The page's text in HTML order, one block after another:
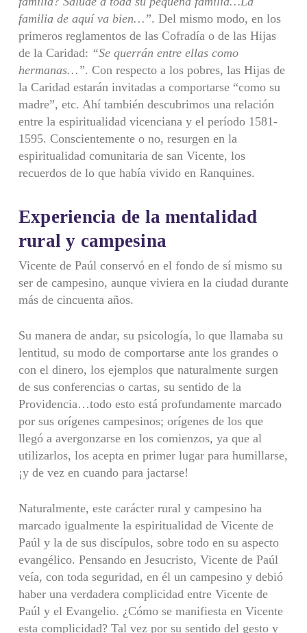
familia de aquí va bien…”. Del mismo modo, en los
primeros reglamentos de las Cofradía o de las Hijas
de la Caridad: “Se querrán entre ellas como
hermanas…”. Con respecto a los pobres, las Hijas de
la Caridad estarán invitadas a comportarse “como su
madre”, etc. Ahí también descubrimos una relación
entre la espiritualidad vicenciana y el período 1581-
1595. Conscientemente o no, resurgen en la
espiritualidad comunitaria de san Vicente, los
recuerdos de lo que había vivido en Ranquines.
Experiencia de la mentalidad
rural y campesina
Vicente de Paúl conservó en el fondo de sí mismo su
ser de campesino, aunque viviera en la ciudad durante
más de cincuenta años.
Su manera de andar, su psicología, lo que llamaba su
lentitud, su modo de comportarse ante los grandes o
con el dinero, los ejemplos que naturalmente surgen
de sus conferencias o cartas, su sentido de la
Providencia…todo esto está profundamente marcado
por sus orígenes campesinos; orígenes de los que
llegó a avergonzarse en los comienzos, ya que al
utilizarlos, los acepta en primer lugar para humillarse,
¡y de vez en cuando para jactarse!
Naturalmente, este carácter rural y campesino ha
marcado igualmente la espiritualidad de Vicente de
Paúl y la de sus discípulos, sobre todo en su aspecto
evangélico. Pensando en Jesucristo, Vicente de Paúl
veía, con toda seguridad, en él un campesino y debió
haber una verdadera complicidad entre Vicente de
Paúl y el Evangelio. ¿Cómo se manifiesta en Vicente
esta complicidad? Tal vez por su sentido del gesto y